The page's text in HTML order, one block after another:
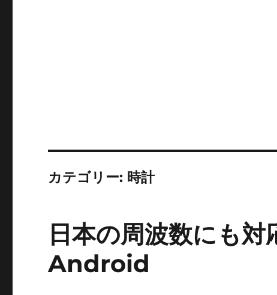
カテゴリー: 時計
日本の周波数にも
Android